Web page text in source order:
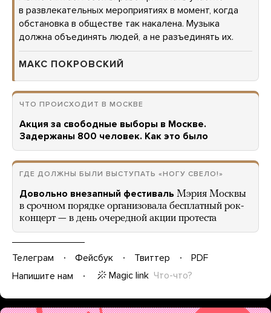
в развлекательных мероприятиях в момент, когда
обстановка в обществе так накалена. Музыка
должна объединять людей, а не разъединять их.
МАКС ПОКРОВСКИЙ
ЧТО ПРОИСХОДИТ В МОСКВЕ
Акция за свободные выборы в Москве.
Задержаны 800 человек. Как это было
ГДЕ ДОЛЖНЫ БЫЛИ ВЫСТУПАТЬ «НОГУ СВЕЛО!»
Довольно внезапный фестиваль Мэрия Москвы
в срочном порядке организовала бесплатный рок-
концерт — в день очередной акции протеста
Телеграм Фейсбук Твиттер
PDF
Напишите нам
Magic link Что-что?